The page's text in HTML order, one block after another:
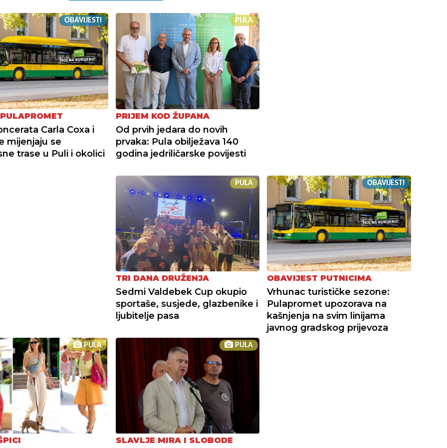
OBAVIJESTI
Carla Coxa i
mijenjaju se
trase u Puli i okolici
PULA
PRIJEM KOD ŽUPANA
Od prvih jedara do novih
prvaka: Pula obilježava 140
godina jedriličarske povijesti
PULA
TRI DANA DRUŽENJA
Sedmi Valdebek Cup okupio
sportaše, susjede, glazbenike i
ljubitelje pasa
OBAVIJESTI
OBAVIJEST PUTNICIMA
Vrhunac turističke sezone:
Pulapromet upozorava na
kašnjenja na svim linijama
javnog gradskog prijevoza
PULA PULA
SLAVLJE MIRA I SLOBODE